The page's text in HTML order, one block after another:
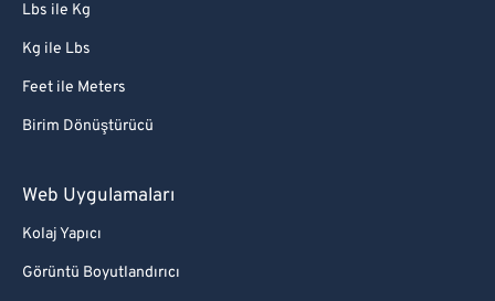
Lbs ile Kg
Kg ile Lbs
Feet ile Meters
Birim Dönüştürücü
Web Uygulamaları
Kolaj Yapıcı
Görüntü Boyutlandırıcı